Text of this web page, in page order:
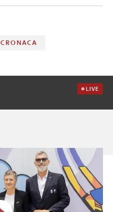
CRONACA
LIVE